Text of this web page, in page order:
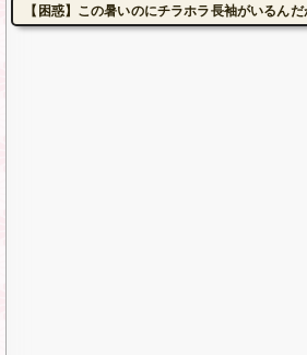
【困惑】この暑いのにチラホラ長袖がいるん